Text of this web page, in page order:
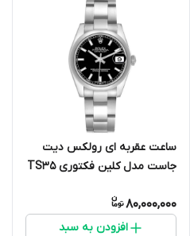
ساعت عقربه ای رولکس دیت
جاست مدل کلین فکتوری TS3۵
80,000,000
افزودن به سبد